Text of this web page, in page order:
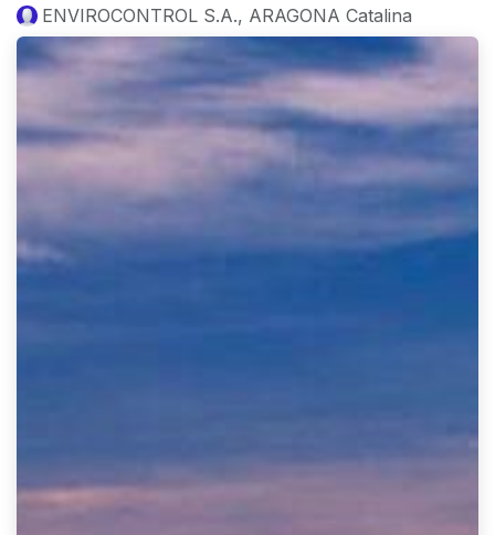
ENVIROCONTROL S.A., ARAGONA Catalina